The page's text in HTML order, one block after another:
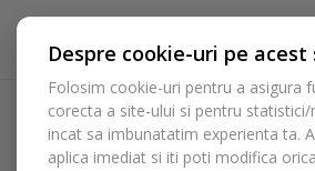
Despre cookie-uri pe acest
Folosim cookie-uri pentru a asigura
corecta a site-ului si pentru
incat sa imbunatatim experienta ta.
aplica imediat si iti poti modifica
Acasa Instrumentar
Diagnostic,
restaurare
Parodontologie Scalers